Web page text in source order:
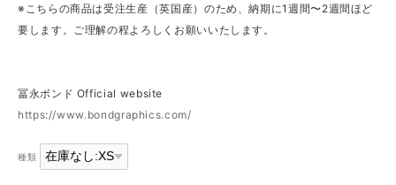
※こちらの商品は受注生産（英国産）のため、納期に1週間〜2週間ほど
要します。ご理解の程よろしくお願いいたします。
冨永ボンド Official website
https://www.bondgraphics.com/
種類